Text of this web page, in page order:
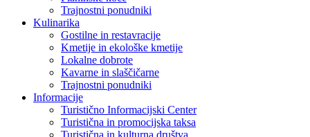
Trajnostni ponudniki
Kulinarika
Gostilne in restavracije
Kmetije in ekološke kmetije
Lokalne dobrote
Kavarne in slaščičarne
Trajnostni ponudniki
Informacije
Turistično Informacijski Center
Turistična in promocijska taksa
Turistična in kulturna društva